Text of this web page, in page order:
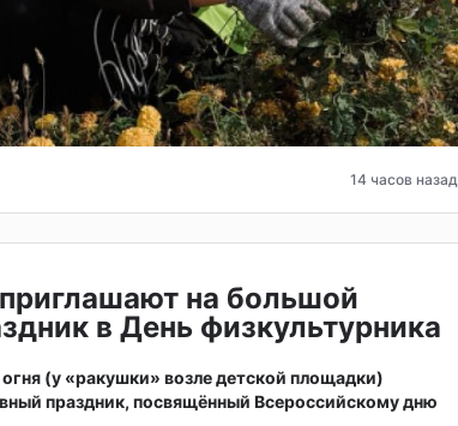
14 часов назад
на большой
в День физкультурника
огня (у «ракушки» возле детской площадки)
праздник, посвящённый Всероссийскому дню